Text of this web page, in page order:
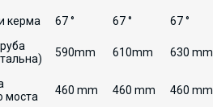
керма 67 ° 67 ° 67 °
590mm 610mm 630 mm
моста
460 mm 460 mm 460 mm